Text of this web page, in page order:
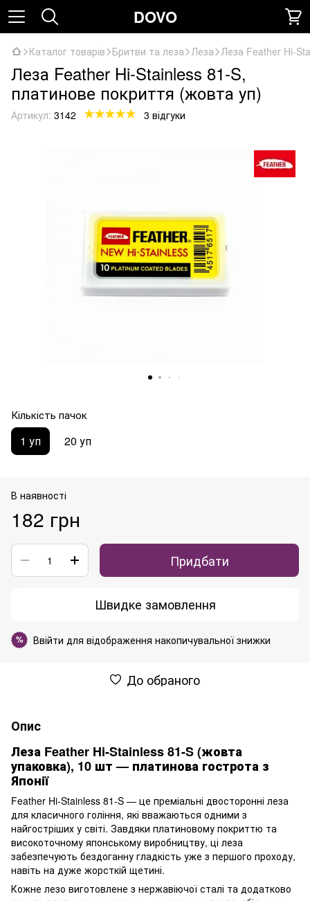
DOVO
Каталог товарів Бритви та леза Леза Леза Feather Hi-
Леза Feather Hi-Stainless 81-S,
платинове покриття (жовта уп)
Артикул: 3142 3 відгуки
Кількість пачок
1 уп 20 уп
В наявності
182 грн
Придбати
Швидке замовлення
% Ввійти для відображення накопичувальної знижки
До обраного
Опис
Леза Feather Hi-Stainless 81-S (жовта
упаковка), 10 шт — платинова гострота з
Японії
Feather Hi-Stainless 81-S — це преміальні двосторонні леза
для класичного гоління, які вважаються одними з
найгостріших у світі. Завдяки платиновому покриттю та
високоточному японському виробництву, ці леза
забезпечують бездоганну гладкість уже з першого проходу,
навіть на дуже жорсткій щетині.
Кожне лезо виготовлене з нержавіючої сталі та додатково